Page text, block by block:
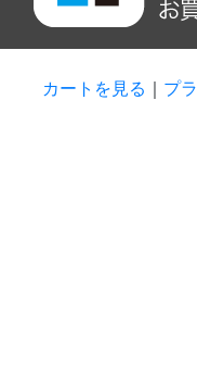
カートを見る ｜ プ